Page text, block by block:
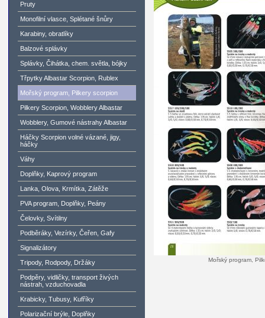
Pruty
Monofilní vlasce, Splétané šnůry
Karabiny, obratlíky
Balzové splávky
Splávky, Čihátka, chem. světla, bójky
Třpytky Albastar Scorpion, Rublex
Mořský program, Pilkery scorpion
Pilkery Scorpion, Wobblery Albastar
Wobblery, Gumové nástrahy Albastar
Háčky Scorpion volné vázané, jigy,
háčky
Váhy
Doplňky, Kaprový program
Lanka, Olova, Krmítka, Zátěže
PVA program, Doplňky, Peány
Čelovky, Svítilny
Podběráky, Vezírky, Čeřen, Gafy
Signalizátory
Tripody, Rodpody, Držáky
Podpěry, vidličky, transport živých
nástrah, vzduchovadla
Krabicky, Tubusy, Kufříky
Polarizační brýle, Doplňky
Mořský program,